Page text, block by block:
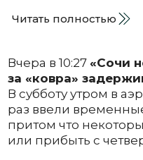
Читать полностью
Вчера в 10:27 «Сочи
за «ковра»
В субботу утром в
раз ввели
притом что
или прибыть с